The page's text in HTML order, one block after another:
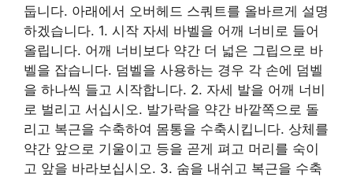
둡니다. 아래에서 오버헤드 스쿼트를 올바르게 설명
하겠습니다. 1. 시작 자세 바벨을 어깨 너비로 들어
올립니다. 어깨 너비보다 약간 더 넓은 그립으로 바
벨을 잡습니다. 덤벨을 사용하는 경우 각 손에 덤벨
을 하나씩 들고 시작합니다. 2. 자세 발을 어깨 너비
로 벌리고 서십시오. 발가락을 약간 바깥쪽으로 돌
리고 복근을 수축하여 몸통을 수축시킵니다. 상체를
약간 앞으로 기울이고 등을 곧게 펴고 머리를 숙이
고 앞을 바라보십시오. 3. 숨을 내쉬고 복근을 수축